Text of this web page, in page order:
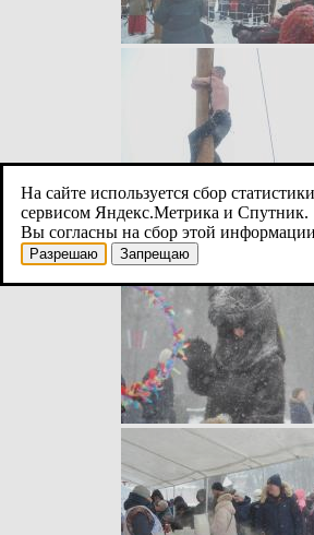
На сайте используется сбор
сервисом Яндекс.Метрика и Спутник.
Вы согласны на сбор этой
Разрешаю Запрещаю